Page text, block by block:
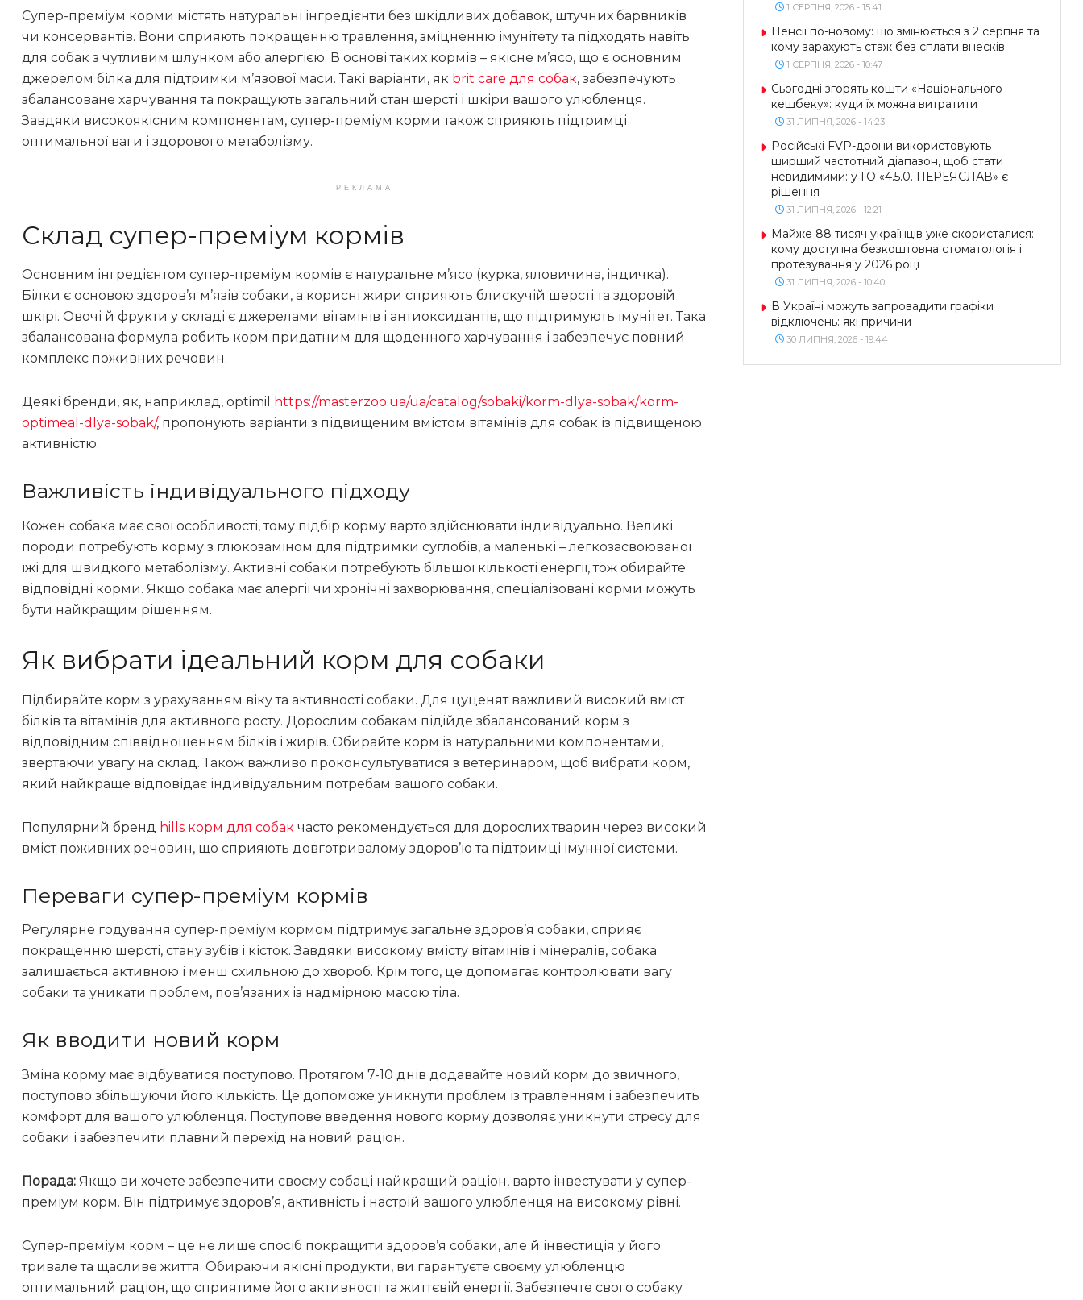
Супер-преміум корми містять натуральні інгредієнти без шкідливих добавок, штучних барвників
чи консервантів. Вони сприяють покращенню травлення, зміцненню імунітету та підходять навіть
для собак з чутливим шлунком або алергією. В основі таких кормів – якісне м’ясо, що є основним
джерелом білка для підтримки м’язової маси. Такі варіанти, як brit care для собак, забезпечують
збалансоване харчування та покращують загальний стан шерсті і шкіри вашого улюбленця.
Завдяки високоякісним компонентам, супер-преміум корми також сприяють підтримці
оптимальної ваги і здорового метаболізму.
РЕКЛАМА
Склад супер-преміум кормів
Основним інгредієнтом супер-преміум кормів є натуральне м’ясо (курка, яловичина, індичка).
Білки є основою здоров’я м’язів собаки, а корисні жири сприяють блискучій шерсті та здоровій
шкірі. Овочі й фрукти у складі є джерелами вітамінів і антиоксидантів, що підтримують імунітет. Така
збалансована формула робить корм придатним для щоденного харчування і забезпечує повний
комплекс поживних речовин.
Деякі бренди, як, наприклад, optimil
https://masterzoo.ua/ua/catalog/sobaki/korm-dlya-sobak/korm-
optimeal-dlya-sobak/, пропонують варіанти з підвищеним вмістом вітамінів для собак із підвищеною
активністю.
Важливість індивідуального підходу
Кожен собака має свої особливості, тому підбір корму варто здійснювати індивідуально. Великі
породи потребують корму з глюкозаміном для підтримки суглобів, а маленькі – легкозасвоюваної
їжі для швидкого метаболізму. Активні собаки потребують більшої кількості енергії, тож обирайте
відповідні корми. Якщо собака має алергії чи хронічні захворювання, спеціалізовані корми можуть
бути найкращим рішенням.
Як вибрати ідеальний корм для собаки
Підбирайте корм з урахуванням віку та активності собаки. Для цуценят важливий високий вміст
білків та вітамінів для активного росту. Дорослим собакам підійде збалансований корм з
відповідним співвідношенням білків і жирів. Обирайте корм із натуральними компонентами,
звертаючи увагу на склад. Також важливо проконсультуватися з ветеринаром, щоб вибрати корм,
який найкраще відповідає індивідуальним потребам вашого собаки.
Популярний бренд hills корм для собак часто рекомендується для дорослих тварин через високий
вміст поживних речовин, що сприяють довготривалому здоров’ю та підтримці імунної системи.
Переваги супер-преміум кормів
Регулярне годування супер-преміум кормом підтримує загальне здоров’я собаки, сприяє
покращенню шерсті, стану зубів і кісток. Завдяки високому вмісту вітамінів і мінералів, собака
залишається активною і менш схильною до хвороб. Крім того, це допомагає контролювати вагу
собаки та уникати проблем, пов’язаних із надмірною масою тіла.
Як вводити новий корм
Зміна корму має відбуватися поступово. Протягом 7-10 днів додавайте новий корм до звичного,
поступово збільшуючи його кількість. Це допоможе уникнути проблем із травленням і забезпечить
комфорт для вашого улюбленця. Поступове введення нового корму дозволяє уникнути стресу для
собаки і забезпечити плавний перехід на новий раціон.
Порада: Якщо ви хочете забезпечити своєму собаці найкращий раціон, варто інвестувати у супер-
преміум корм. Він підтримує здоров’я, активність і настрій вашого улюбленця на високому рівні.
Супер-преміум корм – це не лише спосіб покращити здоров’я собаки, але й інвестиція у його
тривале та щасливе життя. Обираючи якісні продукти, ви гарантуєте своєму улюбленцю
оптимальний раціон, що сприятиме його активності та життєвій енергії. Забезпечте свого собаку
1 СЕРПНЯ, 2026 - 15:41
Пенсії по-новому: що змінюється з 2 серпня та
кому зарахують стаж без сплати внесків
1 СЕРПНЯ, 2026 - 10:47
Сьогодні згорять кошти «Національного
кешбеку»: куди їх можна витратити
31 ЛИПНЯ, 2026 - 14:23
Російські FVP-дрони використовують
ширший частотний діапазон, щоб стати
невидимими: у ГО «4.5.0. ПЕРЕЯСЛАВ» є
рішення
31 ЛИПНЯ, 2026 - 12:21
Майже 88 тисяч українців уже скористалися:
кому доступна безкоштовна стоматологія і
протезування у 2026 році
31 ЛИПНЯ, 2026 - 10:40
В Україні можуть запровадити графіки
відключень: які причини
30 ЛИПНЯ, 2026 - 19:44